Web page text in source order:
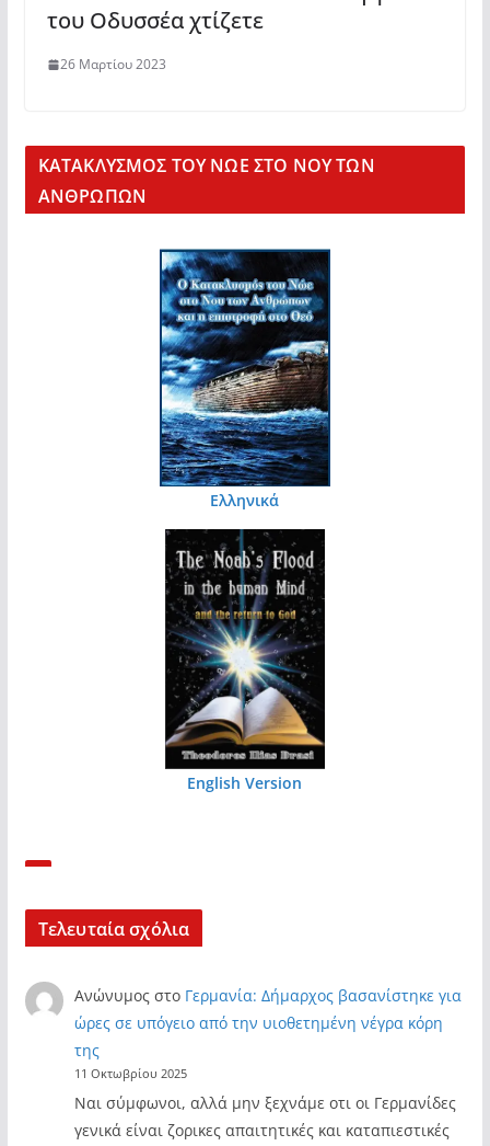
του Οδυσσέα χτίζετε
26 Μαρτίου 2023
KΑΤΑΚΛΥΣΜΟΣ ΤΟΥ ΝΩΕ ΣΤΟ ΝΟΥ ΤΩΝ
ΑΝΘΡΩΠΩΝ
Ελληνικά
English Version
Τελευταία σχόλια
Ανώνυμος στο Γερμανία: Δήμαρχος βασανίστηκε για
ώρες σε υπόγειο από την υιοθετημένη νέγρα κόρη
της
11 Οκτωβρίου 2025
Ναι σύμφωνοι, αλλά μην ξεχνάμε οτι οι Γερμανίδες
γενικά είναι ζορικες απαιτητικές και καταπιεστικές